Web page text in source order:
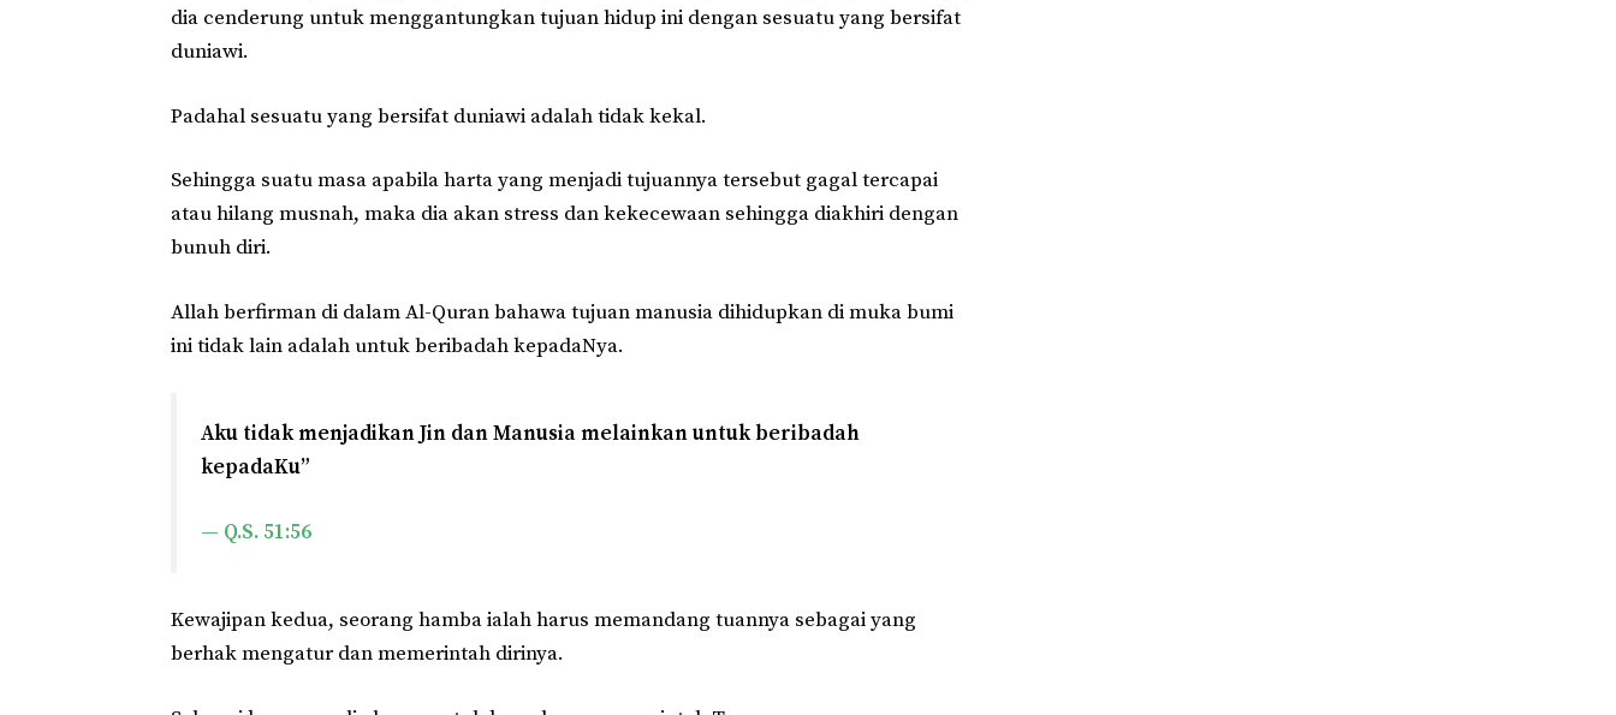
dia cenderung untuk menggantungkan tujuan hidup ini dengan sesuatu yang bersifat
duniawi.
Padahal sesuatu yang bersifat duniawi adalah tidak kekal.
Sehingga suatu masa apabila harta yang menjadi tujuannya tersebut gagal tercapai
atau hilang musnah, maka dia akan stress dan kekecewaan sehingga diakhiri dengan
bunuh diri.
Allah berfirman di dalam Al-Quran bahawa tujuan manusia dihidupkan di muka bumi
ini tidak lain adalah untuk beribadah kepadaNya.
Aku tidak menjadikan Jin dan Manusia melainkan untuk beribadah
kepadaKu”
— Q.S. 51:56
Kewajipan kedua, seorang hamba ialah harus memandang tuannya sebagai yang
berhak mengatur dan memerintah dirinya.